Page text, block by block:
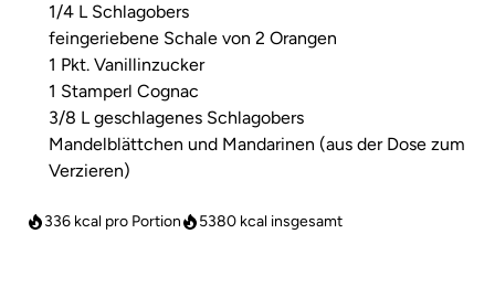
1/4 L Schlagobers
feingeriebene Schale von 2 Orangen
1 Pkt. Vanillinzucker
1 Stamperl Cognac
3/8 L geschlagenes Schlagobers
Mandelblättchen und Mandarinen (aus der Dose zum
Verzieren)
336 kcal pro Portion 5380 kcal insgesamt